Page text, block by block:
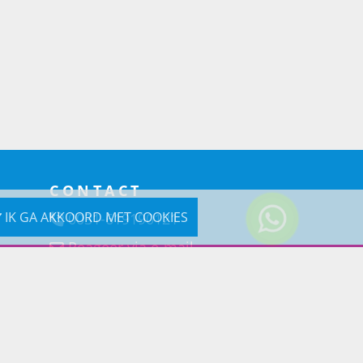
IK GA AKKOORD MET COOKIES
CONTACT
0031-619190121
Reageer via e-mail